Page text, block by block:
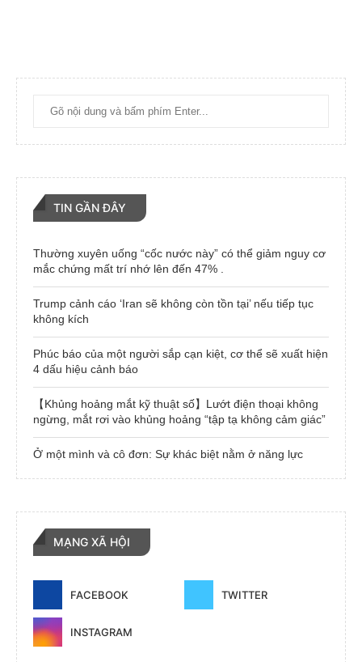
TIN GẦN ĐÂY
Thường xuyên uống “cốc nước này” có thể giảm nguy cơ
mắc chứng mất trí nhớ lên đến 47% .
Trump cảnh cáo ‘Iran sẽ không còn tồn tại’ nếu tiếp tục
không kích
Phúc báo của một người sắp cạn kiệt, cơ thể sẽ xuất hiện
4 dấu hiệu cảnh báo
【Khủng hoảng mắt kỹ thuật số】Lướt điện thoại không
ngừng, mắt rơi vào khủng hoảng “tập tạ không cảm giác”
Ở một mình và cô đơn: Sự khác biệt nằm ở năng lực
MẠNG XÃ HỘI
FACEBOOK TWITTER
INSTAGRAM